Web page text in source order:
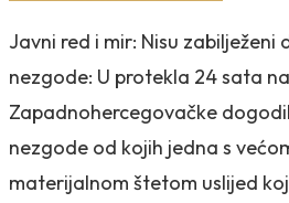
Javni red i mir: Nisu
nezgode: U protekla 24 sata
Zapadnohercegovačke
nezgode od kojih jedna s
materijalnom štetom uslijed